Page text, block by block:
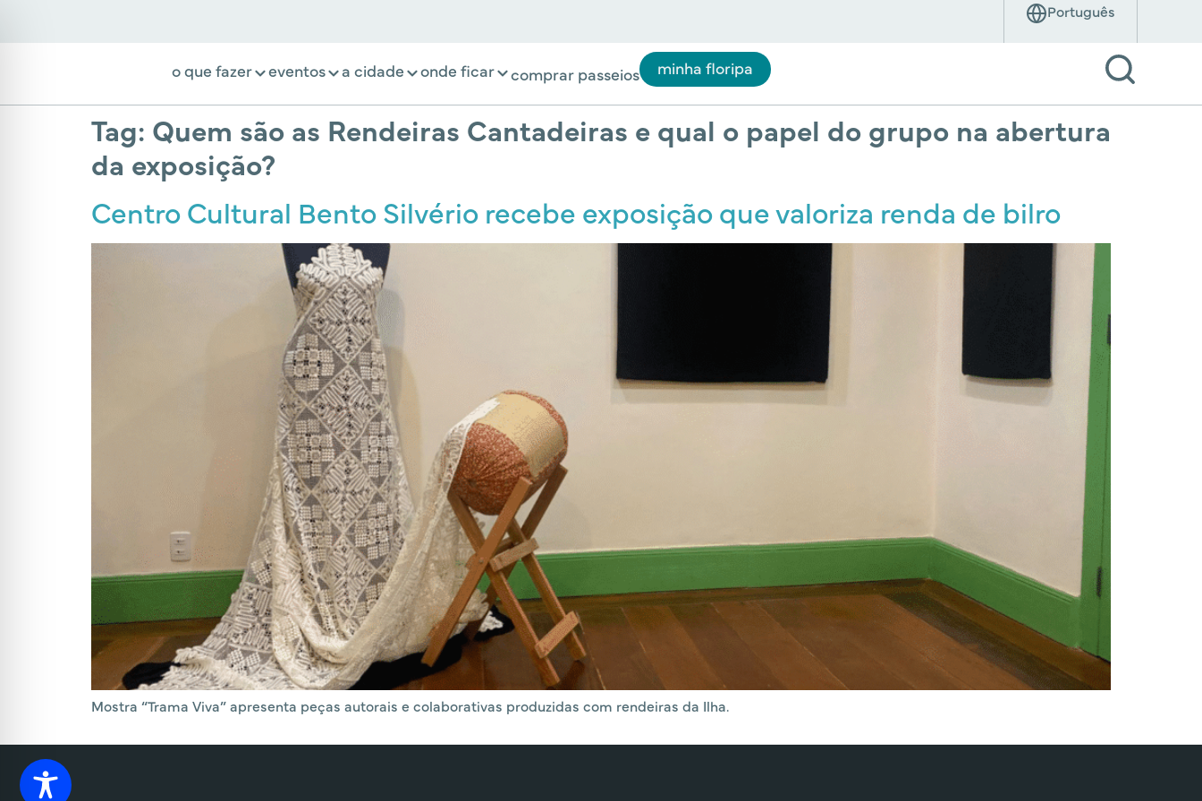
o que fazer eventos a cidade onde ficar comprar passeios minha floripa
Tag: Quem são as Rendeiras Cantadeiras e qual o papel do grupo na abertura
da exposição?
Centro Cultural Bento Silvério recebe exposição que valoriza renda de bilro
Mostra “Trama Viva” apresenta peças autorais e colaborativas produzidas com rendeiras da Ilha.